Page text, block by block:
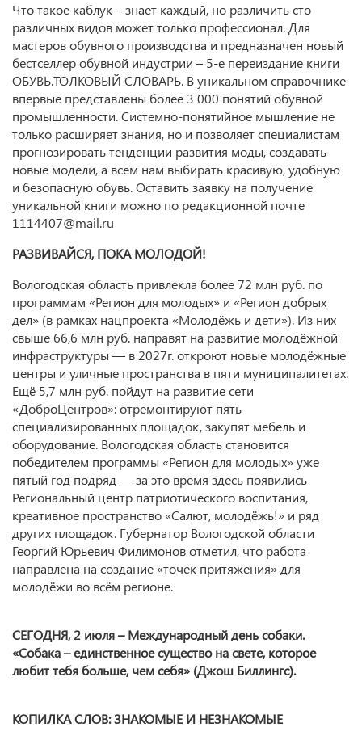
Что такое каблук – знает каждый, но различить сто
различных видов может только профессионал. Для
мастеров обувного производства и предназначен новый
бестселлер обувной индустрии – 5-е переиздание книги
ОБУВЬ.ТОЛКОВЫЙ СЛОВАРЬ. В уникальном справочнике
впервые представлены более 3 000 понятий обувной
промышленности. Системно-понятийное мышление не
только расширяет знания, но и позволяет специалистам
прогнозировать тенденции развития моды, создавать
новые модели, а всем нам выбирать красивую, удобную
и безопасную обувь. Оставить заявку на получение
уникальной книги можно по редакционной почте
1114407@mail.ru
РАЗВИВАЙСЯ, ПОКА МОЛОДОЙ!
Вологодская область привлекла более 72 млн руб. по
программам «Регион для молодых» и «Регион добрых
дел» (в рамках нацпроекта «Молодёжь и дети»). Из них
свыше 66,6 млн руб. направят на развитие молодёжной
инфраструктуры — в 2027г. откроют новые молодёжные
центры и уличные пространства в пяти муниципалитетах.
Ещё 5,7 млн руб. пойдут на развитие сети
«ДоброЦентров»: отремонтируют пять
специализированных площадок, закупят мебель и
оборудование. Вологодская область становится
победителем программы «Регион для молодых» уже
пятый год подряд — за это время здесь появились
Региональный центр патриотического воспитания,
креативное пространство «Салют, молодёжь!» и ряд
других площадок. Губернатор Вологодской области
Георгий Юрьевич Филимонов отметил, что работа
направлена на создание «точек притяжения» для
молодёжи во всём регионе.
СЕГОДНЯ,2 июля – Международный день собаки.
«Собака – единственное существо на свете, которое
любит тебя больше, чем себя» (Джош Биллингс).
КОПИЛКА СЛОВ: ЗНАКОМЫЕ И НЕЗНАКОМЫЕ